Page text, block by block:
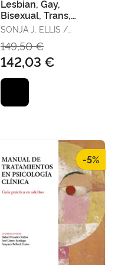
Lesbian, Gay,
Bisexual, Trans,
Intersex, And Queer
SONJA J. ELLIS /
ELIZABETH PEEL
149,50 €
142,03 €
-5%